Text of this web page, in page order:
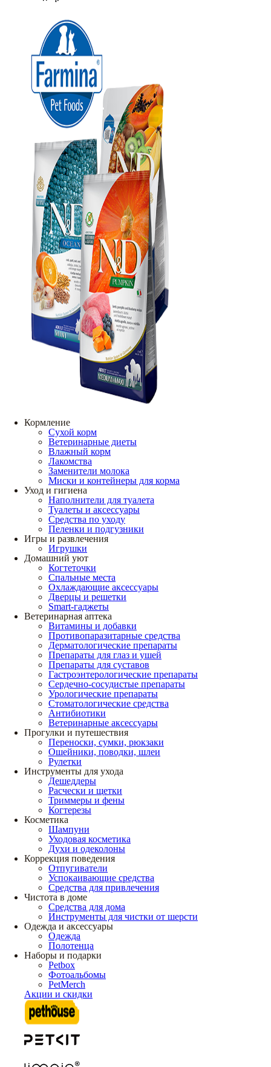
Кормление
Сухой корм
Ветеринарные диеты
Влажный корм
Лакомства
Заменители молока
Миски и контейнеры для корма
Уход и гигиена
Наполнители для туалета
Туалеты и аксессуары
Средства по уходу
Пеленки и подгузники
Игры и развлечения
Игрушки
Домашний уют
Когтеточки
Спальные места
Охлаждающие аксессуары
Дверцы и решетки
Smart-гаджеты
Ветеринарная аптека
Витамины и добавки
Противопаразитарные средства
Дерматологические препараты
Препараты для глаз и ушей
Препараты для суставов
Гастроэнтерологические препараты
Сердечно-сосудистые препараты
Урологические препараты
Стоматологические средства
Антибиотики
Ветеринарные аксессуары
Прогулки и путешествия
Переноски, сумки, рюкзаки
Ошейники, поводки, шлеи
Рулетки
Инструменты для ухода
Дешеддеры
Расчески и щетки
Триммеры и фены
Когтерезы
Косметика
Шампуни
Уходовая косметика
Духи и одеколоны
Коррекция поведения
Отпугиватели
Успокаивающие средства
Средства для привлечения
Чистота в доме
Средства для дома
Инструменты для чистки от шерсти
Одежда и аксессуары
Одежда
Полотенца
Наборы и подарки
Petbox
Фотоальбомы
PetMerch
Акции и скидки